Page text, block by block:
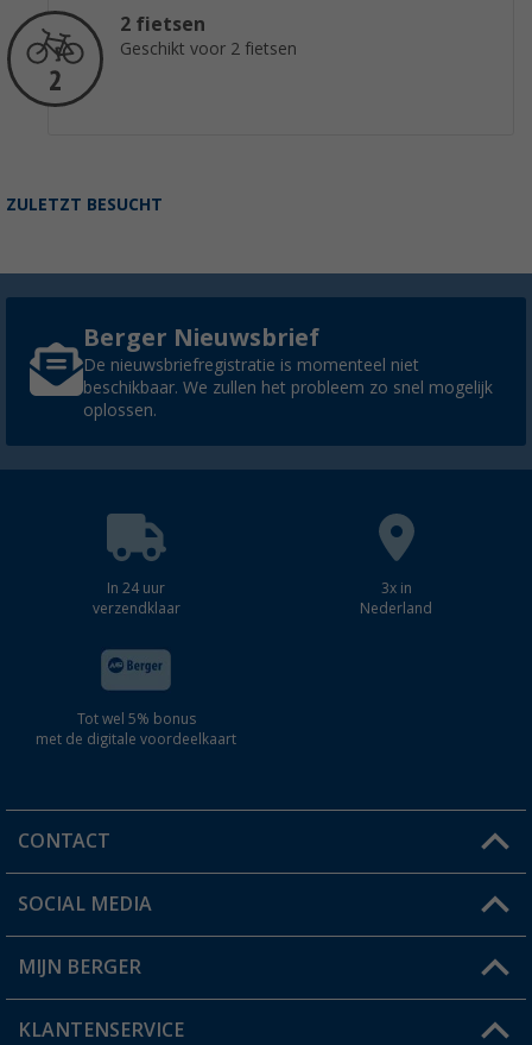
2 fietsen
Geschikt voor 2 fietsen
ZULETZT BESUCHT
Berger Nieuwsbrief
De nieuwsbriefregistratie is momenteel niet
beschikbaar. We zullen het probleem zo snel mogelijk
oplossen.
In 24 uur
verzendklaar
3x in
Nederland
Tot wel 5% bonus
met de digitale voordeelkaart
CONTACT
Een vraag?
Winkel vinden
SOCIAL MEDIA
MIJN BERGER
Mijn account
KLANTENSERVICE